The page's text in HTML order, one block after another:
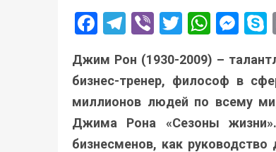
Facebook
Telegram
ViberTwitter
Джим Рон (1930-2009) –
бизнес-тренер, философ в
миллионов людей по всему
Джима Рона «Сезоны
бизнесменов, как